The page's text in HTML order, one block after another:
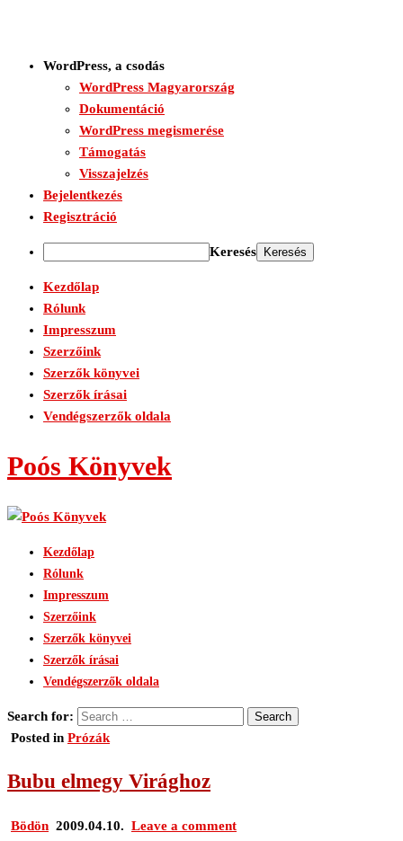
WordPress, a csodás
WordPress Magyarország
Dokumentáció
WordPress megismerése
Támogatás
Visszajelzés
Bejelentkezés
Regisztráció
Keresés
Kezdőlap
Rólunk
Impresszum
Szerzőink
Szerzők könyvei
Szerzők írásai
Vendégszerzők oldala
Poós Könyvek
Kezdőlap
Rólunk
Impresszum
Szerzőink
Szerzők könyvei
Szerzők írásai
Vendégszerzők oldala
Search for:
Posted in Prózák
Bubu elmegy Virághoz
Bödön 2009.04.10. Leave a comment